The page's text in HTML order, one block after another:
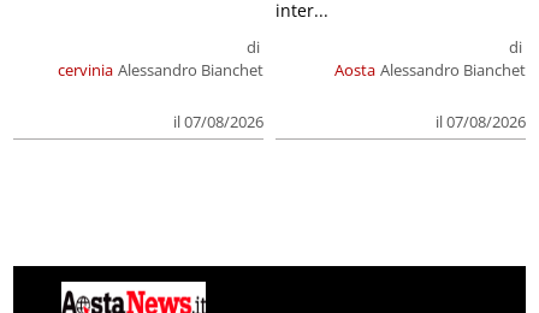
cervinia
di
Alessandro Bianchet
il 07/08/2026
Aosta
di
Alessandro Bianchet
il 07/08/2026
inter...